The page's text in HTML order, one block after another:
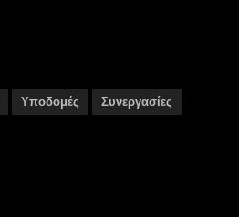
Υποδομές Συνεργασίες